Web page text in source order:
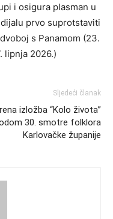
i osigura plasman u
prvo suprotstaviti
s Panamom (23.
lipnja 2026.)
Sljedeći članak
izložba “Kolo života”
30. smotre folklora
Karlovačke županije